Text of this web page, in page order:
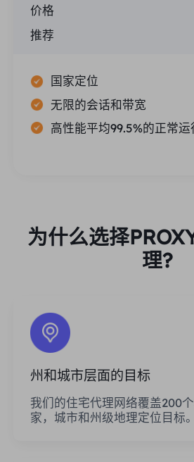
价格
推荐
国家定位
无限的会话和带宽
高性能平均99.5%的正常运
为什么选择
理?
州和城市层面的目标
我们的住宅代理网络覆盖200
家，城市和州级地理定位目标。